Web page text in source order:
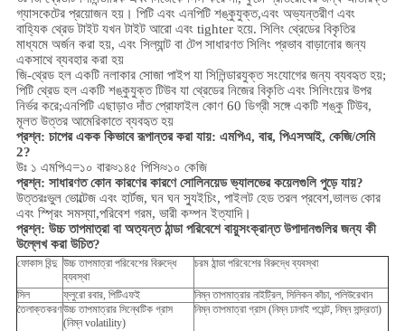
গ্যাসকেটের প্রয়োজন হয়। পিটি এবং এনপিটি শঙ্কুযুক্ত,এবং অভ্যন্তরীণ এবং
বাহ্যিক থ্রেড টাইট যখন টাইট আরো এবং tighter হয়ে. সিলিং থ্রেডের বিকৃতির
মাধ্যমে অর্জন করা হয়, এবং সিল্যান্ট বা টেপ সাধারণত সিলিং প্রভাব বাড়ানোর জন্য
একসাথে ব্যবহার করা হয়
জি-থ্রেড হল একটি নলাকার সোজা পাইপ যা সিলিন্ডারযুক্ত সংযোগের জন্য ব্যবহৃত হয়;
পিটি থ্রেড হল একটি শঙ্কুযুক্ত টিউব যা থ্রেডের নিজের বিকৃতি এবং সিলিংয়ের উপর
নির্ভর করে;এনপিটি এছাড়াও দাঁত প্রোফাইল কোণ 60 ডিগ্রী সঙ্গে একটি শঙ্কু টিউব,
মূলত উত্তর আমেরিকাতে ব্যবহৃত হয়
প্রশ্ন: চাপের একক কিভাবে রূপান্তর করা যায়: এমপিএ, বার, পিএসআই, কেজি/সেমি
2?
উঃ ১ এমপিএ=১০ বার≈১৪৫ পিসি≈১০ কেজি
প্রশ্ন: সাধারণত কোন কারণের কারণে সোলিনয়েড ভ্যালভের কয়েলগুলি পুড়ে যায়?
উত্তরঃভুল ভোল্টেজ এবং হার্টজ, ঘন ঘন স্যুইচিং, পাইলট হেড তরল প্রবেশ,ভালভ কোর
এবং স্প্রিং সমস্যা,পরিবেশ গরম, ভারী কম্পন ইত্যাদি।
প্রশ্ন: উচ্চ তাপমাত্রা বা অত্যন্ত ঠান্ডা পরিবেশে বায়ুসংক্রান্ত উপাদানগুলির জন্য কী
উল্লেখ করা উচিত?
ফোকাস বিন্দু উচ্চ তাপমাত্রা পরিবেশের বিরুদ্ধে
ব্যবস্থা
চরম ঠান্ডা পরিবেশের বিরুদ্ধে ব্যবস্থা
সিল ফ্লুরো রবার, পিটিএফই
নিম্ন তাপমাত্রার নাইট্রিল, সিলিকন কাঁচা, পলিউরেথান
তৈলাক্তকরণউচ্চ তাপমাত্রার সিন্থেটিক গ্রাস
(নিম্ন volatility)
নিম্ন তাপমাত্রা গ্রাস (নিম্ন ঢালাই পয়েন্ট, নিম্ন সান্দ্রতা)